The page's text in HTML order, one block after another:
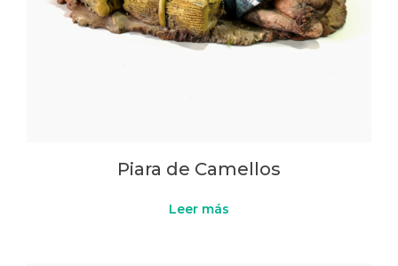
Piara de Camellos
Leer más